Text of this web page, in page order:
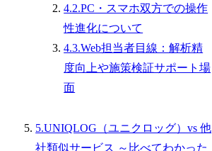
4.2.PC・スマホ双方での操作
性進化について
4.3.Web担当者目線：解析精
度向上や施策検証サポート場
面
5.UNIQLOG（ユニクロッグ）vs 他
社類似サービス ～比べてわかった